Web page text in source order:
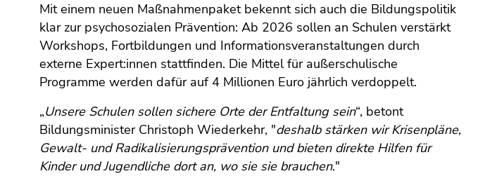
Mit einem neuen Maßnahmenpaket bekennt sich auch die Bildungspolitik
klar zur psychosozialen Prävention: Ab 2026 sollen an Schulen verstärkt
Workshops, Fortbildungen und Informationsveranstaltungen durch
externe Expert:innen stattfinden. Die Mittel für außerschulische
Programme werden dafür auf 4 Millionen Euro jährlich verdoppelt.
„Unsere Schulen sollen sichere Orte der Entfaltung sein“, betont
Bildungsminister Christoph Wiederkehr, "deshalb stärken wir Krisenpläne,
Gewalt- und Radikalisierungsprävention und bieten direkte Hilfen für
Kinder und Jugendliche dort an, wo sie sie brauchen."